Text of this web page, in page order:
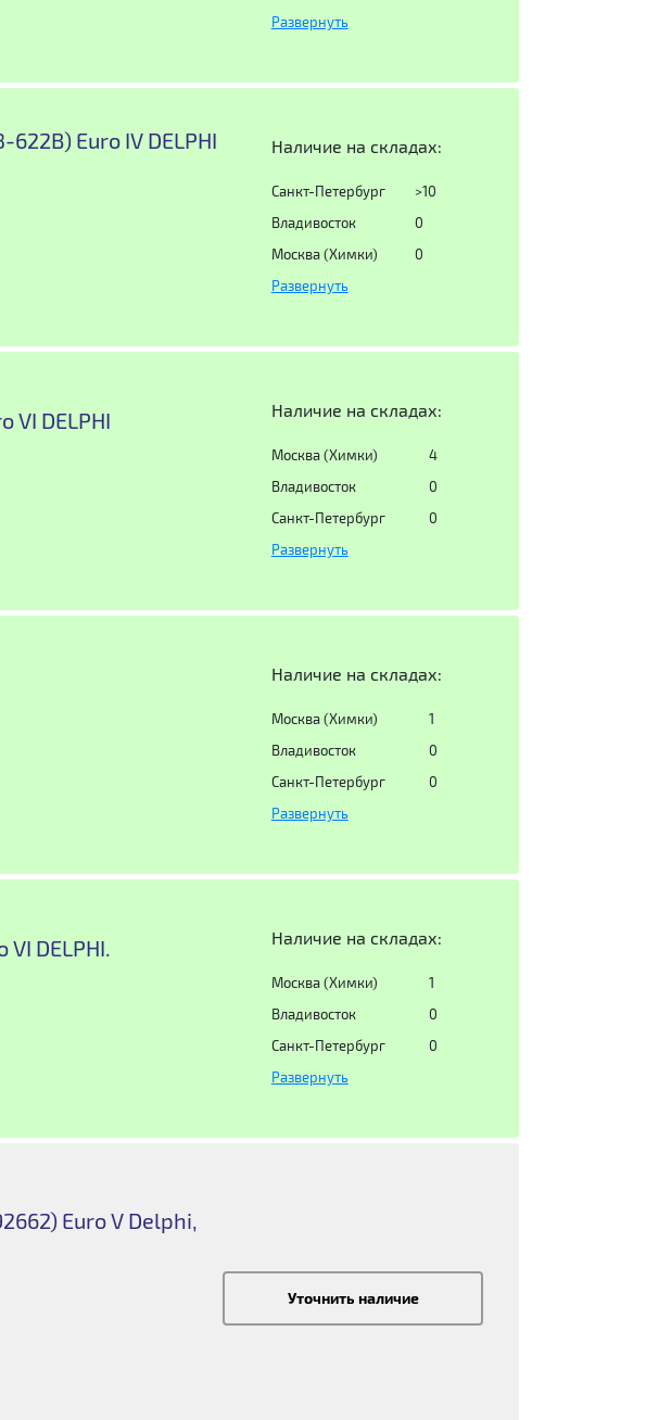
Развернуть
Euro IV DELPHI
Наличие на складах:
Санкт-Петербург
>10
Владивосток
0
Москва (Химки)
0
Развернуть
VI DELPHI Наличие на складах:
Москва (Химки)
4
Владивосток
0
Санкт-Петербург
0
Развернуть
Наличие на складах:
Москва (Химки)
1
Владивосток
0
Санкт-Петербург
0
Развернуть
DELPHI. Наличие на складах:
Москва (Химки)
1
Владивосток
0
Санкт-Петербург
0
Развернуть
Euro V Delphi,
Уточнить наличие